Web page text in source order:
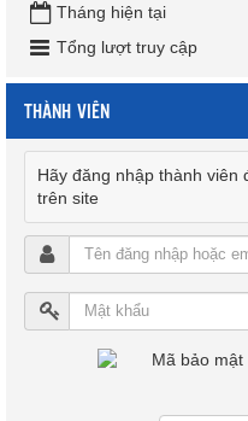
Tháng hiện tại
Tổng lượt truy cập
THÀNH VIÊN
Hãy đăng nhập thành viên
trên site